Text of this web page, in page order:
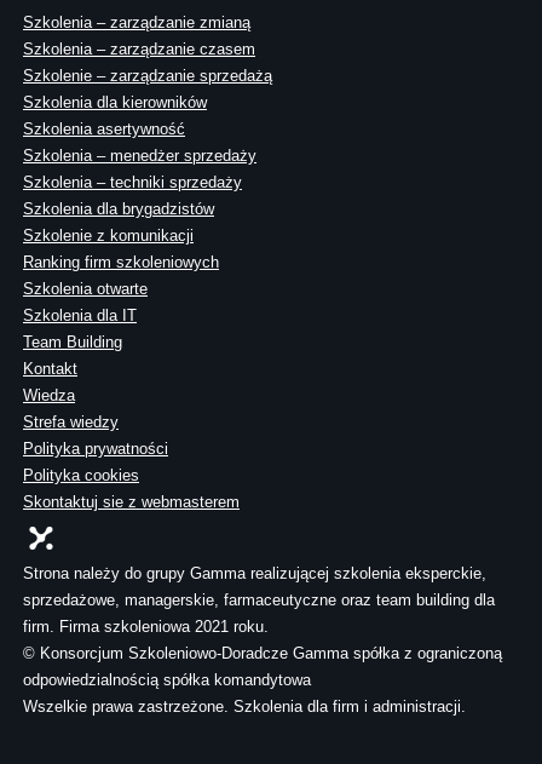
Szkolenia – zarządzanie zmianą
Szkolenia – zarządzanie czasem
Szkolenie – zarządzanie sprzedażą
Szkolenia dla kierowników
Szkolenia asertywność
Szkolenia – menedżer sprzedaży
Szkolenia – techniki sprzedaży
Szkolenia dla brygadzistów
Szkolenie z komunikacji
Ranking firm szkoleniowych
Szkolenia otwarte
Szkolenia dla IT
Team Building
Kontakt
Wiedza
Strefa wiedzy
Polityka prywatności
Polityka cookies
Skontaktuj sie z webmasterem
Strona należy do grupy Gamma realizującej szkolenia eksperckie,
sprzedażowe, managerskie, farmaceutyczne oraz team building dla
firm. Firma szkoleniowa 2021 roku.
© Konsorcjum Szkoleniowo-Doradcze Gamma spółka z ograniczoną
odpowiedzialnością spółka komandytowa
Wszelkie prawa zastrzeżone. Szkolenia dla firm i administracji.